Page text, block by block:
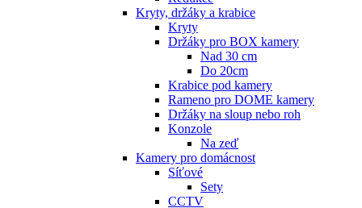
Kryty, držáky a krabice
Kryty
Držáky pro BOX kamery
Nad 30 cm
Do 20cm
Krabice pod kamery
Rameno pro DOME kamery
Držáky na sloup nebo roh
Konzole
Na zeď
Kamery pro domácnost
Síťové
Sety
CCTV